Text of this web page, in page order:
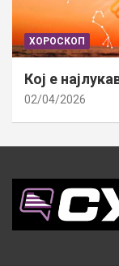
ХОРОСКОП
Кој е
02/04/2026